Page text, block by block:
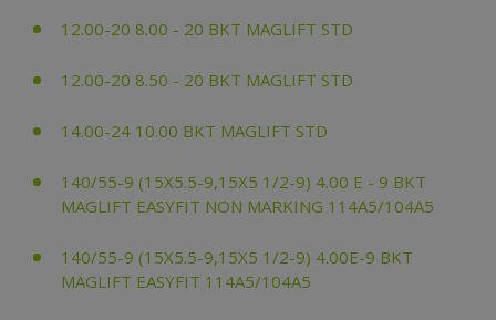
12.00-20 8.00 - 20 BKT MAGLIFT STD
12.00-20 8.50 - 20 BKT MAGLIFT STD
14.00-24 10.00 BKT MAGLIFT STD
140/55-9 (15X5.5-9,15X5 1/2-9) 4.00 E - 9 BKT
MAGLIFT EASYFIT NON MARKING 114A5/104A5
140/55-9 (15X5.5-9,15X5 1/2-9) 4.00E-9 BKT
MAGLIFT EASYFIT 114A5/104A5